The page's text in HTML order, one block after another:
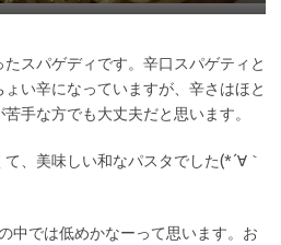
スパゲディです。辛口スパゲティと
い辛になっていますが、辛さはほと
手な方でも大丈夫だと思います。
、美味しい和なパスタでした(*´∀｀
中では低めかなーって思います。お